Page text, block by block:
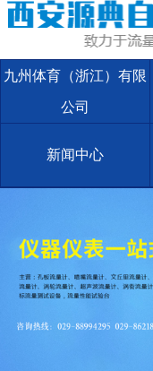
九州体育（浙江）有限
公司
新闻中心